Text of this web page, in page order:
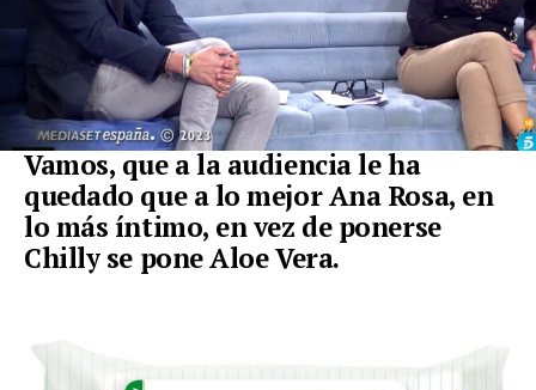
Vamos, que a la audiencia le ha
quedado que a lo mejor Ana Rosa, en
lo más íntimo, en vez de ponerse
Chilly se pone Aloe Vera.